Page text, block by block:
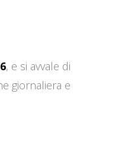
, e si avvale di
giornaliera e